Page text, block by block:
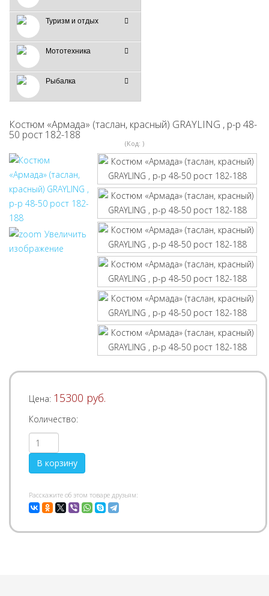
Туризм и отдых
Мототехника
Рыбалка
Костюм «Армада» (таслан, красный) GRAYLING , р-р 48-
50 рост 182-188
(Код: )
Увеличить
изображение
Цена: 15300 руб.
Количество:
Pасскажите об этом товаре друзьям: